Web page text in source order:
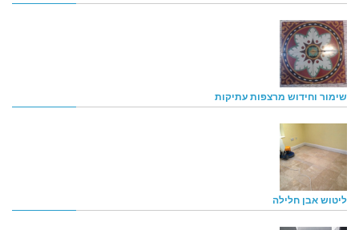
שימור וחידוש מרצפות עתיקות
ליטוש אבן חלילה